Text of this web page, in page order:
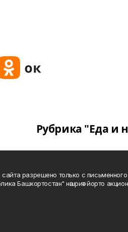
Рубрика "Еда и
разрешено только с
Башкортостан" нәшриәт йорто